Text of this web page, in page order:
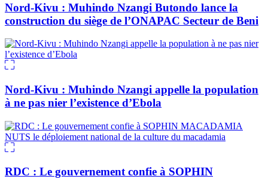
Nord-Kivu : Muhindo Nzangi Butondo lance la
construction du siège de l’ONAPAC Secteur de Beni
Nord-Kivu : Muhindo Nzangi appelle la population
à ne pas nier l’existence d’Ebola
RDC : Le gouvernement confie à SOPHIN